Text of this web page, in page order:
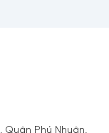
Phú Nhuận,